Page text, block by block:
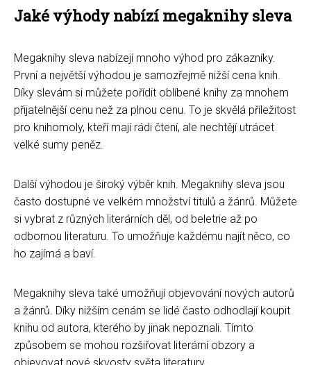
Jaké výhody nabízí megaknihy sleva
Megaknihy sleva nabízejí mnoho výhod pro zákazníky.
První a největší výhodou je samozřejmě nižší cena knih.
Díky slevám si můžete pořídit oblíbené knihy za mnohem
přijatelnější cenu než za plnou cenu. To je skvělá příležitost
pro knihomoly, kteří mají rádi čtení, ale nechtějí utrácet
velké sumy peněz.
Další výhodou je široký výběr knih. Megaknihy sleva jsou
často dostupné ve velkém množství titulů a žánrů. Můžete
si vybrat z různých literárních děl, od beletrie až po
odbornou literaturu. To umožňuje každému najít něco, co
ho zajímá a baví.
Megaknihy sleva také umožňují objevování nových autorů
a žánrů. Díky nižším cenám se lidé často odhodlají koupit
knihu od autora, kterého by jinak nepoznali. Tímto
způsobem se mohou rozšiřovat literární obzory a